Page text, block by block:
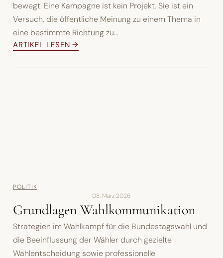
bewegt. Eine Kampagne ist kein Projekt. Sie ist ein
Versuch, die öffentliche Meinung zu einem Thema in
eine bestimmte Richtung zu...
ARTIKEL LESEN →
POLITIK
08. März 2026
Grundlagen Wahlkommunikation
Strategien im Wahlkampf für die Bundestagswahl und
die Beeinflussung der Wähler durch gezielte
Wahlentscheidung sowie professionelle